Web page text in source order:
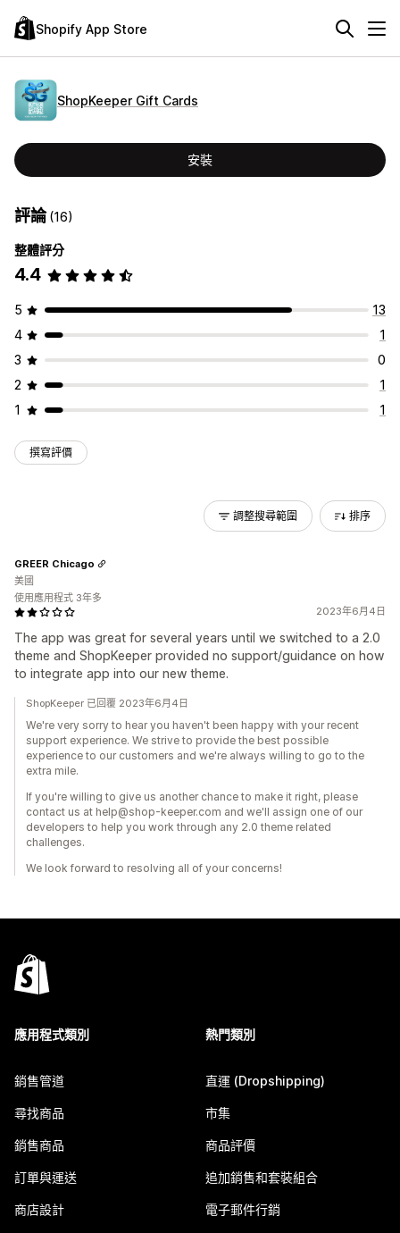
Shopify App Store
ShopKeeper Gift Cards
安裝
評論(16)
整體評分
4.4
5
13
4
1
3
0
2
1
1
1
撰寫評價
調整搜尋範圍 排序
2023年6月4日
The app was great for several years until we switched to a 2.0
theme and ShopKeeper provided no support/guidance on how
to integrate app into our new theme.
GREER Chicago
美國
使用應用程式 3年多
ShopKeeper 已回覆 2023年6月4日
We're very sorry to hear you haven't been happy with your recent
support experience. We strive to provide the best possible
experience to our customers and we're always willing to go to the
extra mile.
If you're willing to give us another chance to make it right, please
contact us at help@shop-keeper.com and we'll assign one of our
developers to help you work through any 2.0 theme related
challenges.
We look forward to resolving all of your concerns!
應用程式類別
銷售管道
尋找商品
銷售商品
訂單與運送
商店設計
熱門類別
直運 (Dropshipping)
市集
商品評價
追加銷售和套裝組合
電子郵件行銷